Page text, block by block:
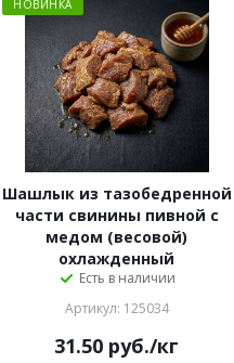
НОВИНКА
Шашлык из тазобедренной
части свинины пивной с
медом (весовой)
охлажденный
Есть в наличии
Артикул: 125034
31.50 руб./кг